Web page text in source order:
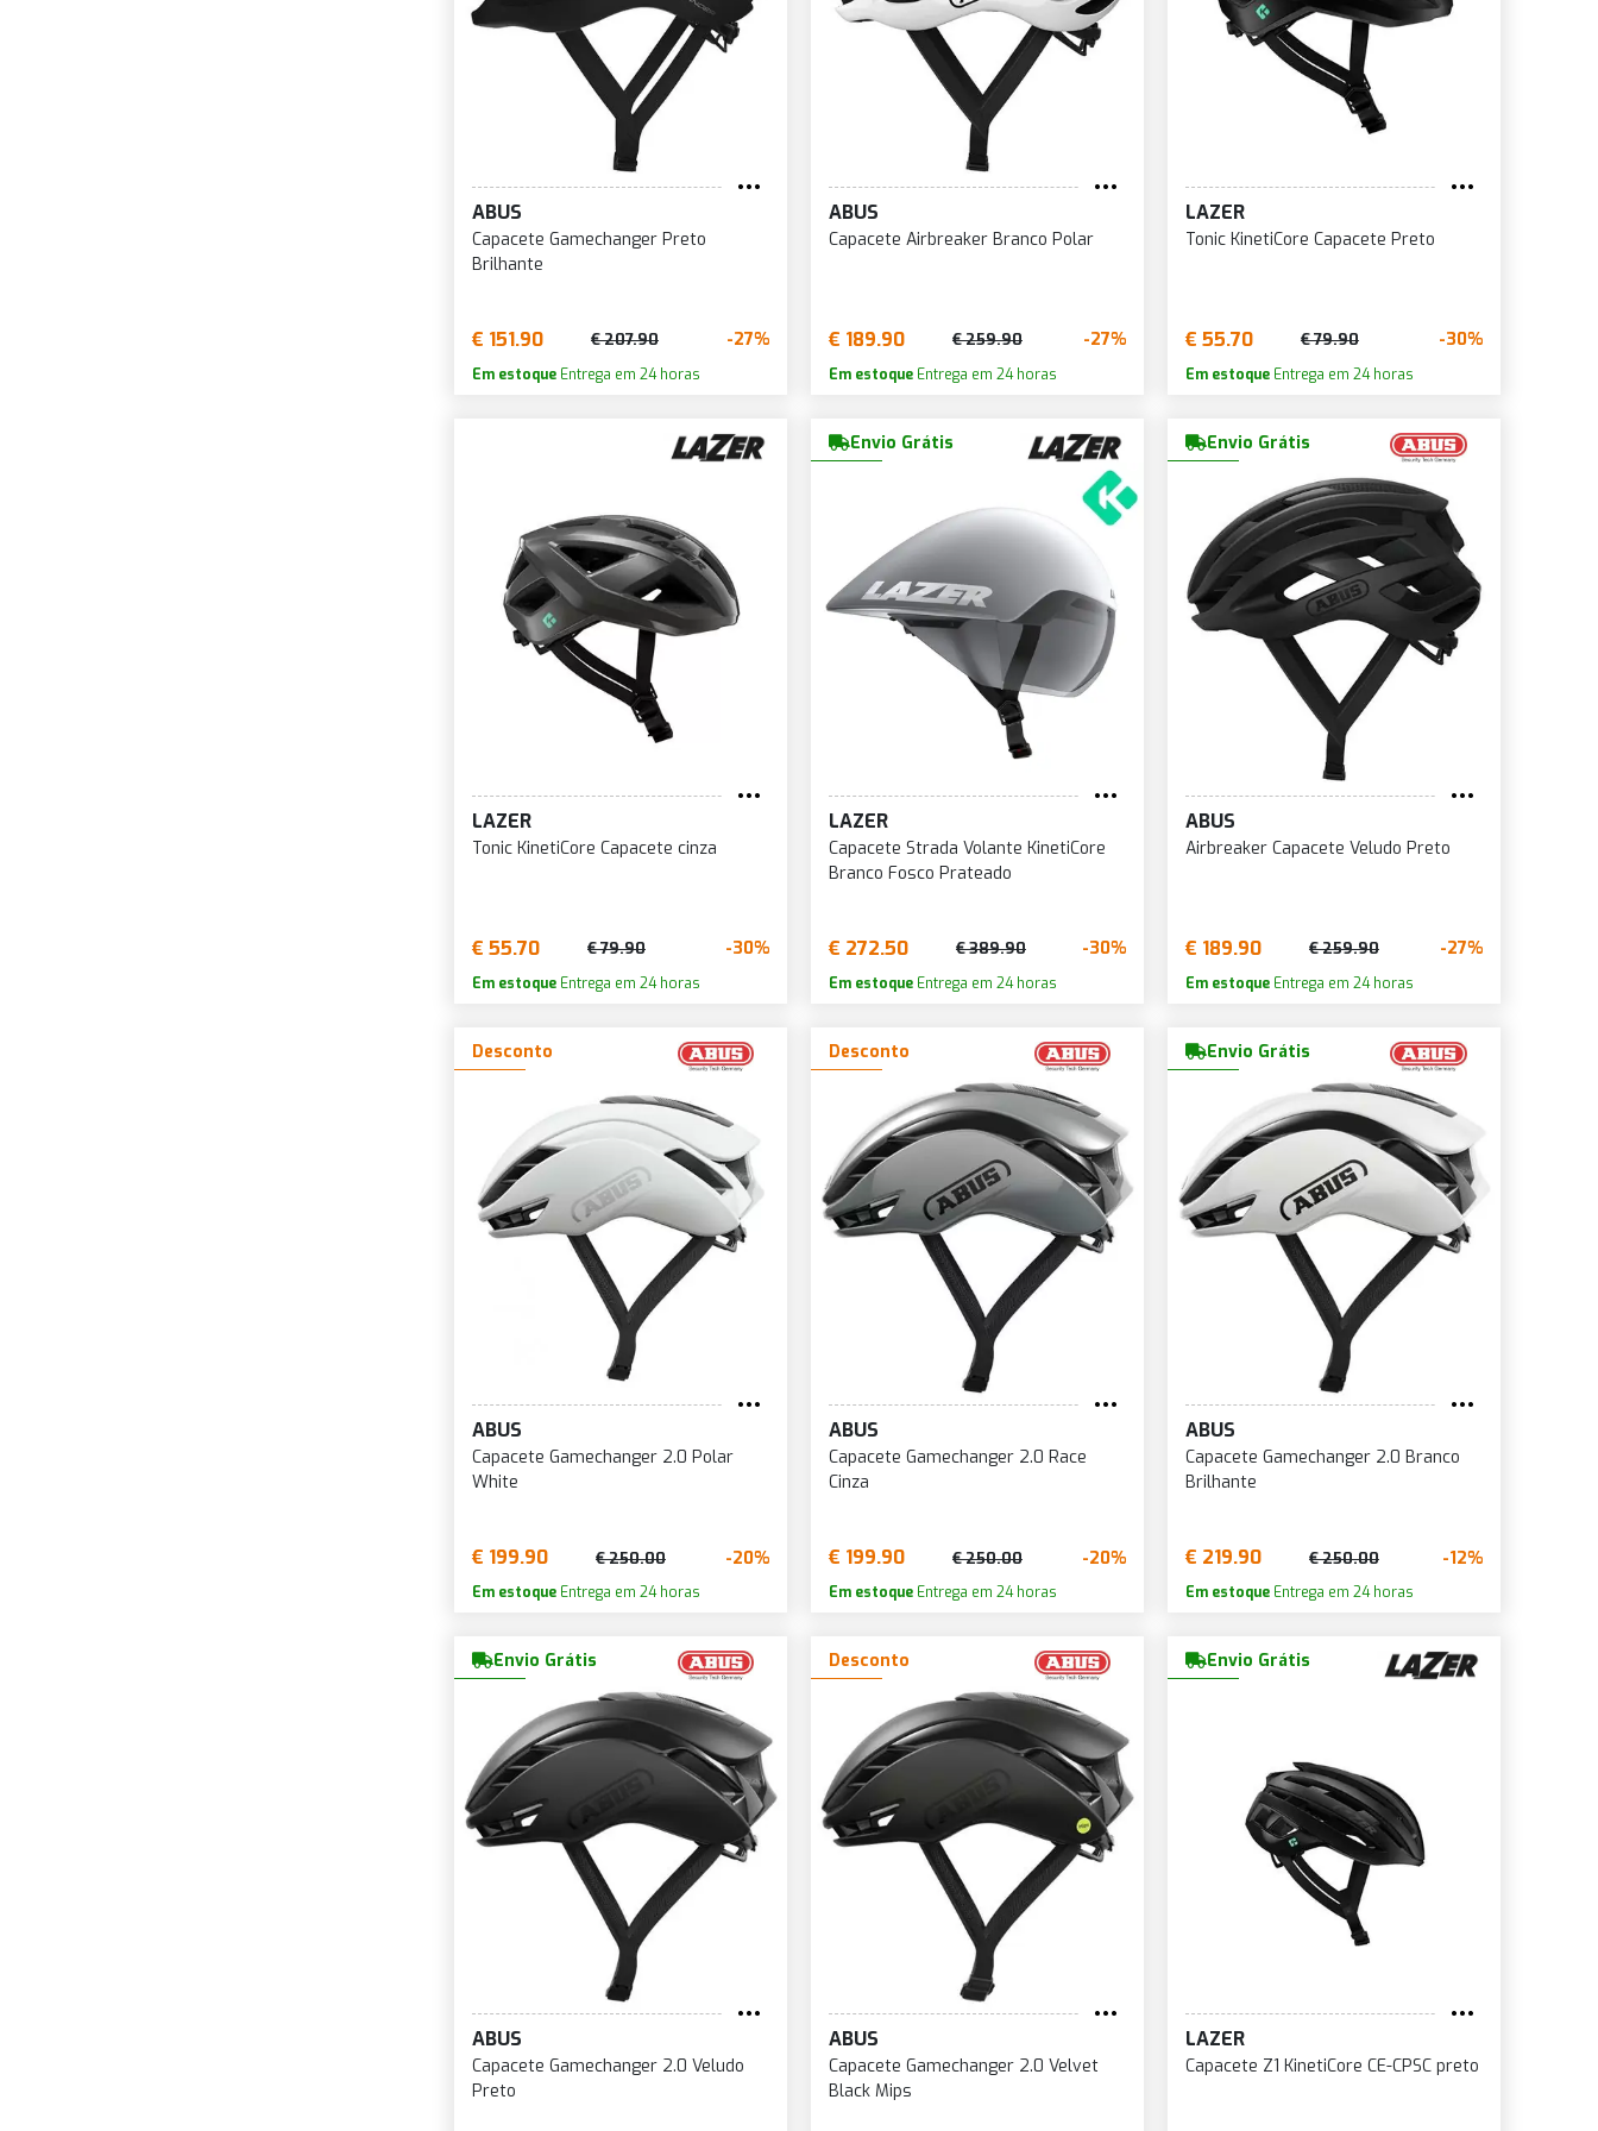
ABUS
Capacete Gamechanger Preto
Brilhante
€ 151.90 € 207.90 -27%
Em estoque Entrega em 24 horas
ABUS
Capacete Airbreaker Branco Polar
€ 189.90 € 259.90 -27%
Em estoqueEntrega em 24 horas
LAZER
Tonic KinetiCore Capacete Preto
€ 55.70 € 79.90 -30%
Em estoqueEntrega em 24 horas
LAZER
Tonic KinetiCore Capacete cinza
€ 55.70 € 79.90 -30%
Em estoque Entrega em 24 horas
Envio Grátis
LAZER
Capacete Strada Volante KinetiCore
Branco Fosco Prateado
€ 272.50 € 389.90 -30%
Em estoqueEntrega em 24 horas
Envio Grátis
ABUS
Airbreaker Capacete Veludo Preto
€ 189.90 € 259.90 -27%
Em estoqueEntrega em 24 horas
Desconto
ABUS
Capacete Gamechanger 2.0 Polar
White
€ 199.90 € 250.00 -20%
Em estoque Entrega em 24 horas
Desconto
ABUS
Capacete Gamechanger 2.0 Race
Cinza
€ 199.90 € 250.00 -20%
Em estoqueEntrega em 24 horas
Envio Grátis
ABUS
Capacete Gamechanger 2.0 Branco
Brilhante
€ 219.90 € 250.00 -12%
Em estoqueEntrega em 24 horas
Envio Grátis
ABUS
Capacete Gamechanger 2.0 Veludo
Preto
Desconto
ABUS
Capacete Gamechanger 2.0 Velvet
Black Mips
Envio Grátis
LAZER
Capacete Z1 KinetiCore CE-CPSC preto